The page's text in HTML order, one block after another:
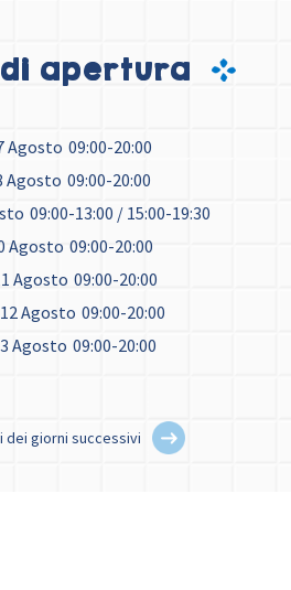
apertura
Agosto 09:00-20:00
Agosto 09:00-20:00
09:00-13:00 / 15:00-19:30
Agosto 09:00-20:00
Agosto 09:00-20:00
Agosto 09:00-20:00
Agosto 09:00-20:00
dei giorni successivi